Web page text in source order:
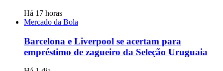
Há 17 horas
Mercado da Bola
Barcelona e Liverpool se acertam para
empréstimo de zagueiro da Seleção Uruguaia